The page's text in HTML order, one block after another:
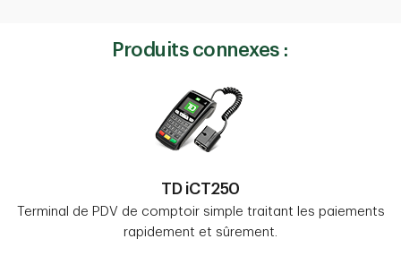
Produits connexes :
TD iCT250
Terminal de PDV de comptoir simple traitant les paiements
rapidement et sûrement.